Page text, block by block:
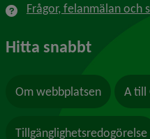
Frågor, felanmälan och
Hitta snabbt
Om webbplatsen A till
Tillgänglighetsredogörelse